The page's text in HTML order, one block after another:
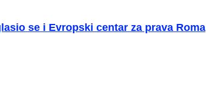
se i Evropski centar za prava Roma